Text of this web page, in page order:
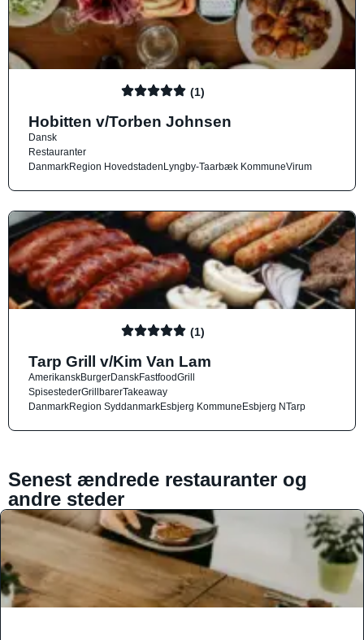
(1)
Hobitten v/Torben Johnsen
Dansk
Restauranter
DanmarkRegion HovedstadenLyngby-Taarbæk KommuneVirum
(1)
Tarp Grill v/Kim Van Lam
AmerikanskBurgerDanskFastfoodGrill
SpisestederGrillbarerTakeaway
DanmarkRegion SyddanmarkEsbjerg KommuneEsbjerg NTarp
Senest ændrede restauranter og
andre steder